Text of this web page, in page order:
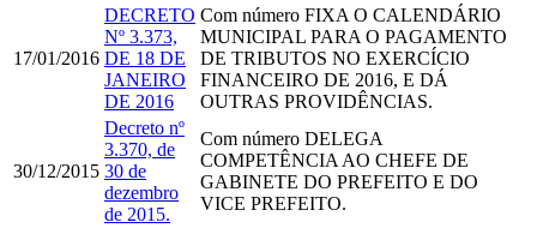
17/01/2016
DECRETO
Nº 3.373,
DE 18 DE
JANEIRO
DE 2016
Com número FIXA O CALENDÁRIO
MUNICIPAL PARA O PAGAMENTO
DE TRIBUTOS NO EXERCÍCIO
FINANCEIRO DE 2016, E DÁ
OUTRAS PROVIDÊNCIAS.
30/12/2015
Decreto nº
3.370, de
30 de
dezembro
de 2015.
Com número DELEGA
COMPETÊNCIA AO CHEFE DE
GABINETE DO PREFEITO E DO
VICE PREFEITO.